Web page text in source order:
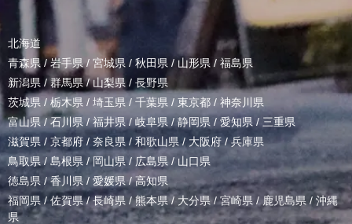
北海道
青森県 /岩手県/ 宮城県 / 秋田県 / 山形県 / 福島県
新潟県 /群馬県/山梨県 / 長野県
茨城県 / 栃木県 / 埼玉県 / 千葉県 / 東京都 / 神奈川県
富山県 /石川県 / 福井県/岐阜県 / 静岡県 / 愛知県 / 三重県
滋賀県 / 京都府 / 奈良県 / 和歌山県 / 大阪府 /兵庫県
鳥取県 / 島根県 /岡山県/ 広島県 / 山口県
徳島県 /香川県 / 愛媛県/高知県
福岡県 / 佐賀県/長崎県 /熊本県 / 大分県/宮崎県 / 鹿児島県 / 沖縄
県